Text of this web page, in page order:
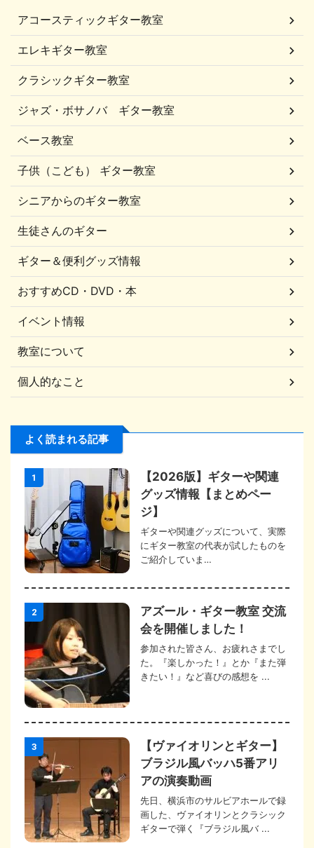
アコースティックギター教室
エレキギター教室
クラシックギター教室
ジャズ・ボサノバ ギター教室
ベース教室
子供（こども） ギター教室
シニアからのギター教室
生徒さんのギター
ギター＆便利グッズ情報
おすすめCD・DVD・本
イベント情報
教室について
個人的なこと
よく読まれる記事
1
【2026版】ギターや関連
グッズ情報【まとめペー
ジ】
ギターや関連グッズについて、実際
にギター教室の代表が試したものを
ご紹介していま…
2
アズール・ギター教室 交流
会を開催しました！
参加された皆さん、お疲れさまでし
た。『楽しかった！』とか『また弾
きたい！』など喜びの感想を ...
3
【ヴァイオリンとギター】
ブラジル風バッハ5番アリ
アの演奏動画
先日、横浜市のサルビアホールで録
画した、ヴァイオリンとクラシック
ギターで弾く『ブラジル風バ ...